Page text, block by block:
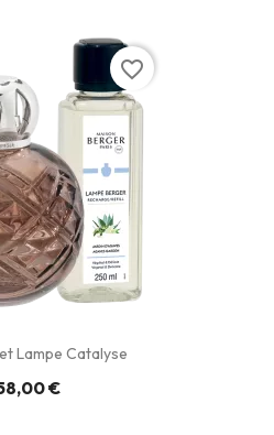
Lampe Catalyse
€
favorite_border